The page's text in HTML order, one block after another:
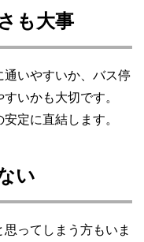
も大事
通いやすいか、バス停
いかも大切です。
定に直結します。
い
思ってしまう方もいま